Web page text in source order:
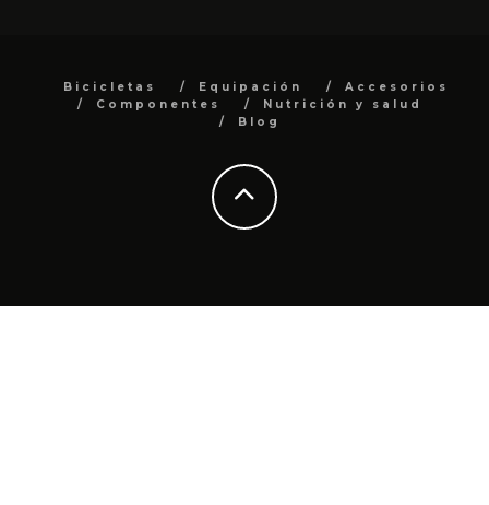
Bicicletas Equipación
Accesorios
Componentes
Nutrición y salud
Blog